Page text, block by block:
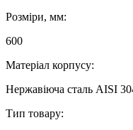
Розміри, мм:
600
Матеріал корпусу:
Нержавіюча сталь AISI
Тип товару: